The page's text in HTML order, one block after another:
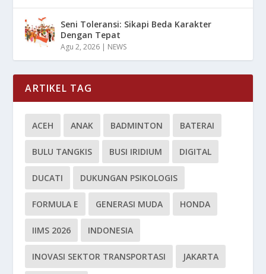
Seni Toleransi: Sikapi Beda Karakter
Dengan Tepat
Agu 2, 2026 | NEWS
ARTIKEL TAG
ACEH ANAK BADMINTON BATERAI
BULU TANGKIS BUSI IRIDIUM DIGITAL
DUCATI DUKUNGAN PSIKOLOGIS
FORMULA E GENERASI MUDA HONDA
IIMS 2026 INDONESIA
INOVASI SEKTOR TRANSPORTASI JAKARTA